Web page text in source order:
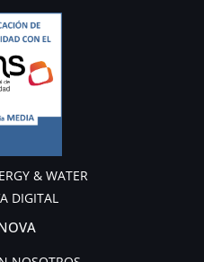
& WATER
DIGITAL